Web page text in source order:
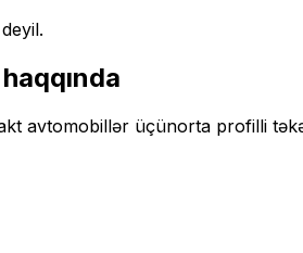
avtomobillər üçünorta profilli